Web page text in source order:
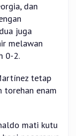
dan
juga
melawan
0-2.
tetap
torehan enam
mati kutu